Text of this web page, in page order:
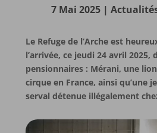
7 Mai 2025|
Le Refuge de l’Arche est
l’arrivée, ce jeudi 24 avril 2025,
pensionnaires : Mérani, une
cirque en France, ainsi qu’une
serval détenue illégalement